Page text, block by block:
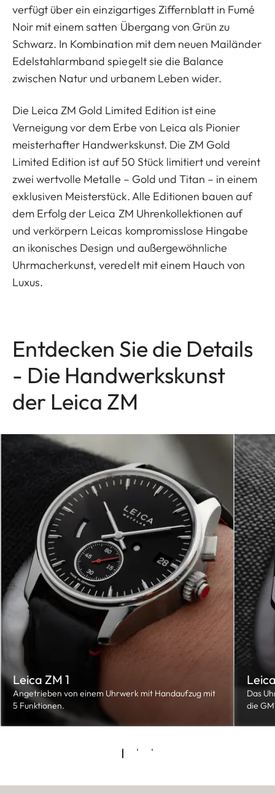
verfügt über ein einzigartiges Ziffernblatt in Fumé
Noir mit einem satten Übergang von Grün zu
Schwarz. In Kombination mit dem neuen Mailänder
Edelstahlarmband spiegelt sie die Balance
zwischen Natur und urbanem Leben wider.
Die Leica ZM Gold Limited Edition ist eine
Verneigung vor dem Erbe von Leica als Pionier
meisterhafter Handwerkskunst. Die ZM Gold
Limited Edition ist auf 50 Stück limitiert und vereint
zwei wertvolle Metalle – Gold und Titan – in einem
exklusiven Meisterstück. Alle Editionen bauen auf
dem Erfolg der Leica ZM Uhrenkollektionen auf
und verkörpern Leicas kompromisslose Hingabe
an ikonisches Design und außergewöhnliche
Uhrmacherkunst, veredelt mit einem Hauch von
Luxus.
Entdecken Sie die Details
- Die Handwerkskunst
der Leica ZM
Leica ZM 1
Angetrieben von einem Uhrwerk mit Handaufzug mit
5 Funktionen.
Das
die